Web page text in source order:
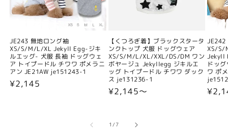
JE243 無地ロング袖
XS/S/M/L/XL Jekyll Egg-ジキ
ルエッグ- 犬服 長袖 ドッグウェ
ア トイプードル チワワ ポメラニ
アン JE21AW je151243-1
通
¥2,145
【くつろぎ着】ブラックスタータ
ンクトップ 犬服 ドッグウェア
XS/S/M/L/XL/XXL/DS/DM ワン
ボヤージュ Jekyllegg ジキルエ
ッグ トイプードル チワワ ダック
ス je131236-1
通
格
¥2,145〜
JE242
XS/S/
Jekyll
ドッ
ワ ポ
通
1/の
7